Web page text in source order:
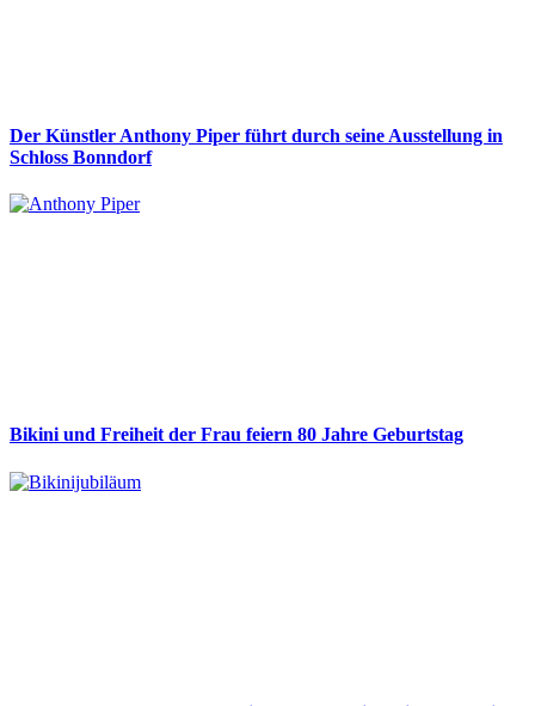
Der Künstler Anthony Piper führt durch seine Ausstellung in
Schloss Bonndorf
Bikini und Freiheit der Frau feiern 80 Jahre Geburtstag